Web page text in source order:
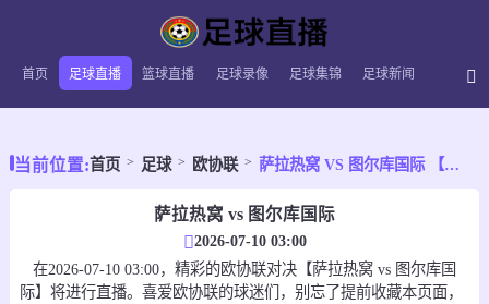
首页 足球直播 篮球直播 足球录像 足球集锦 足球新闻
当前位置:首页 足球 欧协联 萨拉热窝 VS 图尔库国际 【2026-07-10 03:00:00】
萨拉热窝 vs 图尔库国际
2026-07-10 03:00
在2026-07-10 03:00，精彩的欧协联对决【萨拉热窝 vs 图尔库国
际】将进行直播。喜爱欧协联的球迷们，别忘了提前收藏本页面，